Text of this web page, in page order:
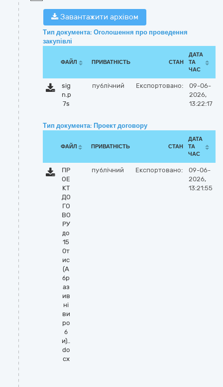
Завантажити архівом
Тип документа: Оголошення про проведення
закупівлі
ФАЙЛ ПРИВАТНІСТЬ СТАН
ДАТА
ТА
ЧАС
sig
n.p
7s
публічний Експортовано:
09-06-
2026,
13:22:17
Тип документа: Проект договору
ФАЙЛ ПРИВАТНІСТЬ СТАН
ДАТА
ТА
ЧАС
ПР
ОЕ
КТ
ДО
ГО
ВО
РУ
до
15
0т
ис
(А
бр
аз
ив
ні
ви
ро
б
и)..
do
cx
публічний Експортовано:
09-06-
2026,
13:21:55